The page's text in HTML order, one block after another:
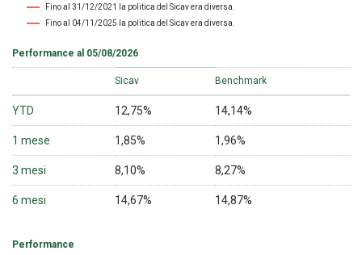
Fino al 31/12/2021 la politica del Sicav era diversa.
Fino al 04/11/2025 la politica del Sicav era diversa.
Performance al 05/08/2026
Sicav Benchmark
YTD 12,75% 14,14%
1 mese 1,85% 1,96%
3 mesi 8,10% 8,27%
6 mesi 14,67% 14,87%
Performance